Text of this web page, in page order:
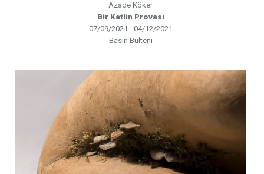
Azade Köker
Bir Katlin Provası
07/09/2021 - 04/12/2021
Basın Bülteni